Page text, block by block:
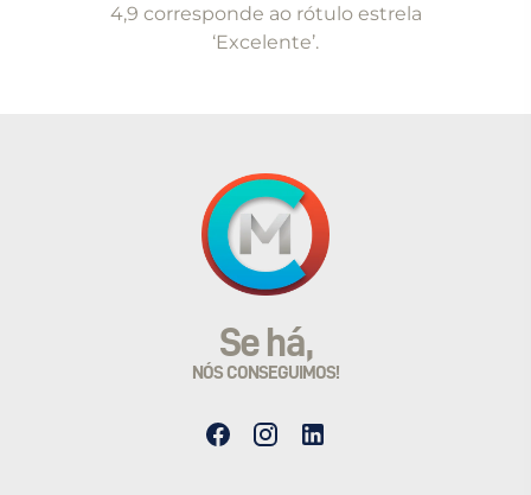
4,9 corresponde ao rótulo estrela
‘Excelente’.
Se há,
NÓS CONSEGUIMOS!